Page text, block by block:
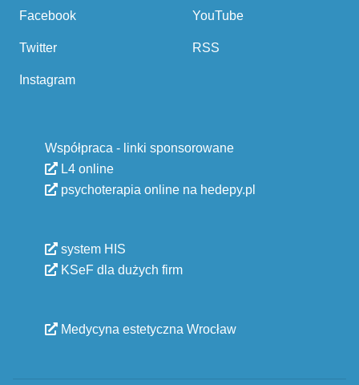
Facebook
Twitter
Instagram
YouTube
RSS
Współpraca - linki sponsorowane
L4 online
psychoterapia online na hedepy.pl
system HIS
KSeF dla dużych firm
Medycyna estetyczna Wrocław